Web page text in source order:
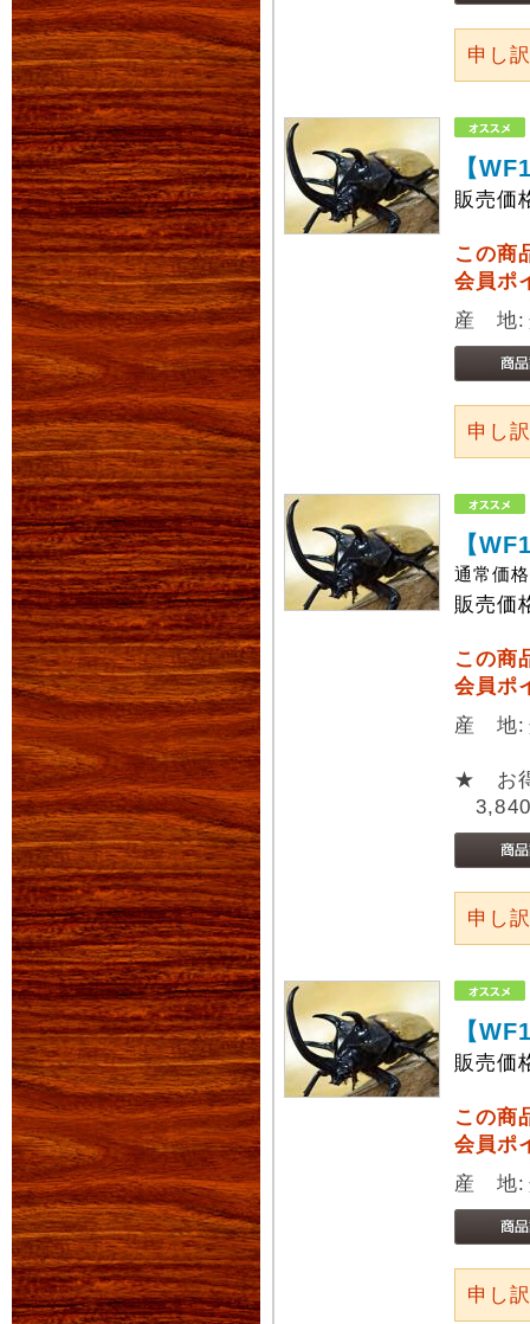
申し
【
販売価
この商
会員ポ
産 地:
申し
【
通常価
販売価
この商
会員ポ
産 地:
★ お
申し
【
販売価
この商
会員ポ
産 地:
申し